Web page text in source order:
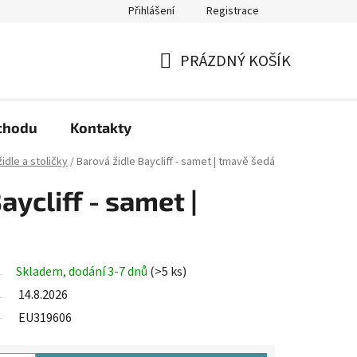
Podmínky ochrany osobních údajů
Přihlášení Registrace
PRÁZDNÝ KOŠÍK
Kontakty
a stoličky/Barová židle Baycliff - samet | tmavě šedá
- samet |
Skladem, dodání 3-7 dnů (>5 ks)
14.8.2026
EU319606